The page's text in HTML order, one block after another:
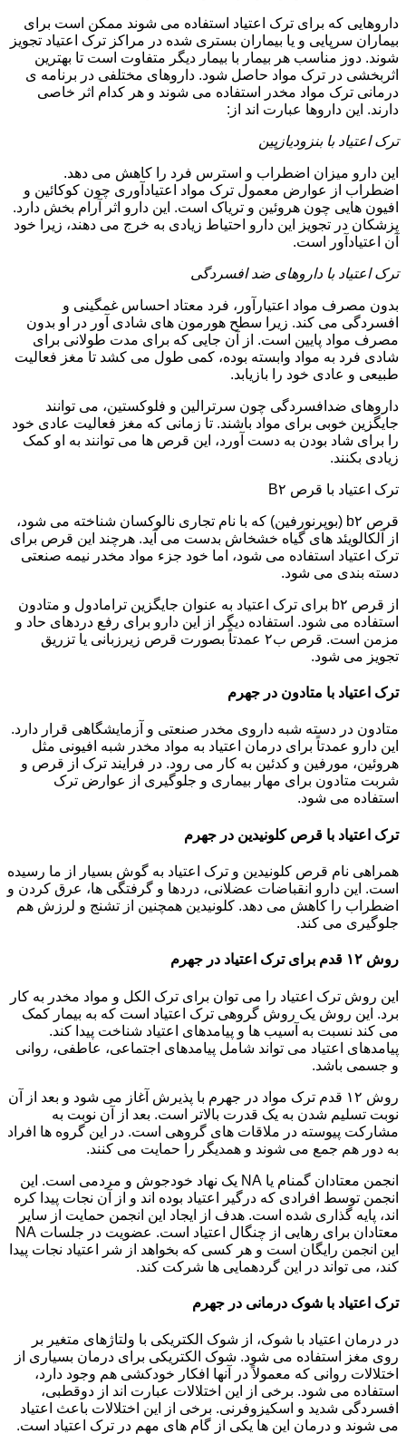
داروهایی که برای ترک اعتیاد استفاده می شوند ممکن است برای
بیماران سرپایی و یا بیماران بستری شده در مراکز ترک اعتیاد تجویز
شوند. دوز مناسب هر بیمار با بیمار دیگر متفاوت است تا بهترین
اثربخشی در ترک مواد حاصل شود. داروهای مختلفی در برنامه ی
درمانی ترک مواد مخدر استفاده می شوند و هر کدام اثر خاصی
دارند. این داروها عبارت اند از:
ترک اعتیاد با بنزودیازپین
این دارو میزان اضطراب و استرس فرد را کاهش می دهد.
اضطراب از عوارض معمول ترک مواد اعتیادآوری چون کوکائین و
افیون هایی چون هروئین و تریاک است. این دارو اثر آرام بخش دارد.
پزشکان در تجویز این دارو احتیاط زیادی به خرج می دهند، زیرا خود
آن اعتیادآور است.
ترک اعتیاد با داروهای ضد افسردگی
بدون مصرف مواد اعتیارآور، فرد معتاد احساس غمگینی و
افسردگی می کند. زیرا سطح هورمون های شادی آور در او بدون
مصرف مواد پایین است. از آن جایی که برای مدت طولانی برای
شادی فرد به مواد وابسته بوده، کمی طول می کشد تا مغز فعالیت
طبیعی و عادی خود را بازیابد.
داروهای ضدافسردگی چون سرترالین و فلوکستین، می توانند
جایگزین خوبی برای مواد باشند. تا زمانی که مغز فعالیت عادی خود
را برای شاد بودن به دست آورد، این قرص ها می توانند به او کمک
زیادی بکنند.
ترک اعتیاد با قرص B۲
قرص b۲ (بوپرنورفین) که با نام تجاری نالوکسان شناخته می شود،
از آلکالویئد های گیاه خشخاش بدست می آید. هرچند این قرص برای
ترک اعتیاد استفاده می شود، اما خود جزء مواد مخدر نیمه صنعتی
دسته بندی می شود.
از قرص b۲ برای ترک اعتیاد به عنوان جایگزین ترامادول و متادون
استفاده می شود. استفاده دیگر از این دارو برای رفع دردهای حاد و
مزمن است. قرص ب۲ عمدتاً بصورت قرص زیرزبانی یا تزریق
تجویز می شود.
ترک اعتیاد با متادون در جهرم
متادون در دسته شبه داروی مخدر صنعتی و آزمایشگاهی قرار دارد.
این دارو عمدتاً برای درمان اعتیاد به مواد مخدر شبه افیونی مثل
هروئین، مورفین و کدئین به کار می رود. در فرایند ترک از قرص و
شربت متادون برای مهار بیماری و جلوگیری از عوارض ترک
استفاده می شود.
ترک اعتیاد با قرص کلونیدین در جهرم
همراهی نام قرص کلونیدین و ترک اعتیاد به گوش بسیار از ما رسیده
است. این دارو انقباضات عضلانی، دردها و گرفتگی ها، عرق کردن و
اضطراب را کاهش می دهد. کلونیدین همچنین از تشنج و لرزش هم
جلوگیری می کند.
روش ۱۲ قدم برای ترک اعتیاد در جهرم
این روش ترک اعتیاد را می توان برای ترک الکل و مواد مخدر به کار
برد. این روش یک روش گروهی ترک اعتیاد است که به بیمار کمک
می کند نسبت به آسیب ها و پیامدهای اعتیاد شناخت پیدا کند.
پیامدهای اعتیاد می تواند شامل پیامدهای اجتماعی، عاطفی، روانی
و جسمی باشد.
روش ۱۲ قدم ترک مواد در جهرم با پذیرش آغاز می شود و بعد از آن
نوبت تسلیم شدن به یک قدرت بالاتر است. بعد از آن نوبت به
مشارکت پیوسته در ملاقات های گروهی است. در این گروه ها افراد
به دور هم جمع می شوند و همدیگر را حمایت می کنند.
انجمن معتادان گمنام یا NA یک نهاد خودجوش و مردمی است. این
انجمن توسط افرادی که درگیر اعتیاد بوده اند و از آن نجات پیدا کره
اند، پایه گذاری شده است. هدف از ایجاد این انجمن حمایت از سایر
معتادان برای رهایی از چنگال اعتیاد است. عضویت در جلسات NA
این انجمن رایگان است و هر کسی که بخواهد از شر اعتیاد نجات پیدا
کند، می تواند در این گردهمایی ها شرکت کند.
ترک اعتیاد با شوک درمانی در جهرم
در درمان اعتیاد با شوک، از شوک الکتریکی با ولتاژهای متغیر بر
روی مغز استفاده می شود. شوک الکتریکی برای درمان بسیاری از
اختلالات روانی که معمولاً در آنها افکار خودکشی هم وجود دارد،
استفاده می شود. برخی از این اختلالات عبارت اند از دوقطبی،
افسردگی شدید و اسکیزوفرنی. برخی از این اختلالات باعث اعتیاد
می شوند و درمان این ها یکی از گام های مهم در ترک اعتیاد است.